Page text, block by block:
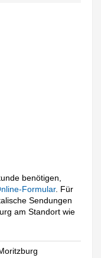
benötigen,
Formular. Für
Sendungen
am Standort wie